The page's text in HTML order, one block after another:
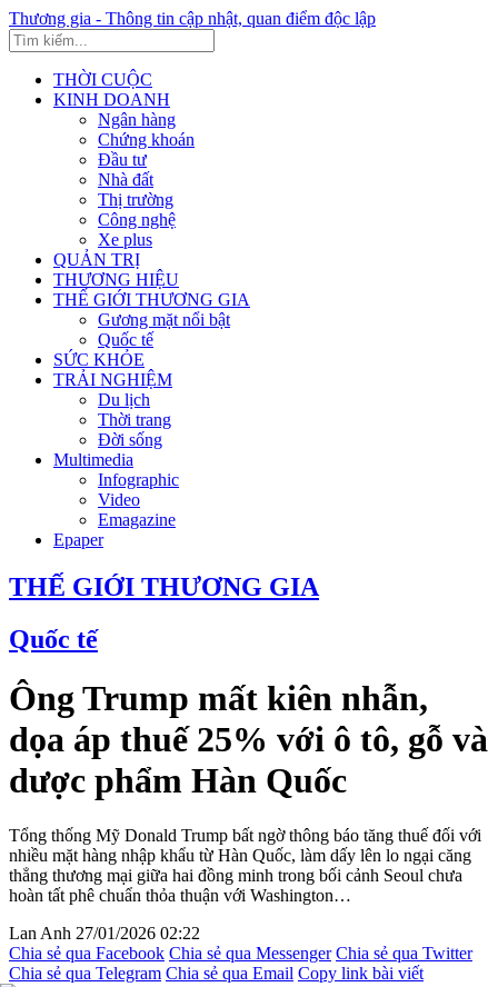
Thương gia - Thông tin cập nhật, quan điểm độc lập
THỜI CUỘC
KINH DOANH
Ngân hàng
Chứng khoán
Đầu tư
Nhà đất
Thị trường
Công nghệ
Xe plus
QUẢN TRỊ
THƯƠNG HIỆU
THẾ GIỚI THƯƠNG GIA
Gương mặt nổi bật
Quốc tế
SỨC KHỎE
TRẢI NGHIỆM
Du lịch
Thời trang
Đời sống
Multimedia
Infographic
Video
Emagazine
Epaper
THẾ GIỚI THƯƠNG GIA
Quốc tế
Ông Trump mất kiên nhẫn,
dọa áp thuế 25% với ô tô, gỗ và
dược phẩm Hàn Quốc
Tổng thống Mỹ Donald Trump bất ngờ thông báo tăng thuế đối với
nhiều mặt hàng nhập khẩu từ Hàn Quốc, làm dấy lên lo ngại căng
thẳng thương mại giữa hai đồng minh trong bối cảnh Seoul chưa
hoàn tất phê chuẩn thỏa thuận với Washington…
Lan Anh 27/01/2026 02:22
Chia sẻ qua Facebook Chia sẻ qua Messenger Chia sẻ qua Twitter
Chia sẻ qua Telegram Chia sẻ qua Email Copy link bài viết